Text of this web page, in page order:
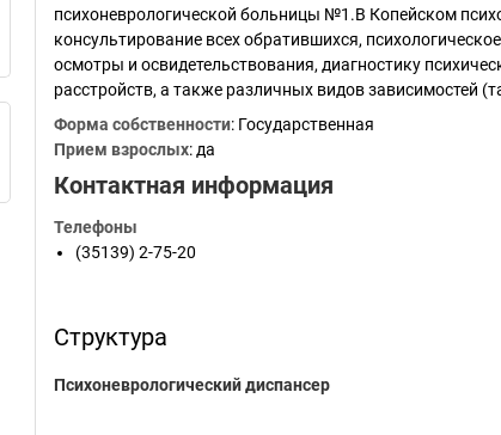
психоневрологической больницы №1.В Копейском
консультирование всех обратившихся,
осмотры и освидетельствования, диагностику
расстройств, а также различных видов зависимостей
Форма собственности: Государственная
Прием взрослых: да
Контактная информация
Телефоны
(35139) 2-75-20
Структура
Психоневрологический диспансер